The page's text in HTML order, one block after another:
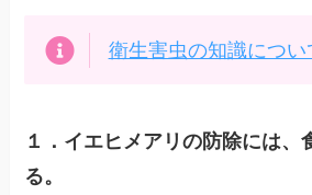
衛生害虫の知識につい
１．イエヒメアリの防除には、
る。